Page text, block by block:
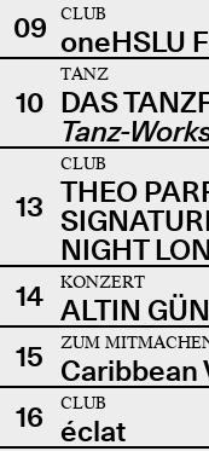
09
CLUB
oneHSLU
10
TANZ
DAS
Tanz-
13
CLUB
THEO
NIGHT
14
KONZERT
ALTIN GÜN
15
ZUM
Caribbean
16
CLUB
éclat